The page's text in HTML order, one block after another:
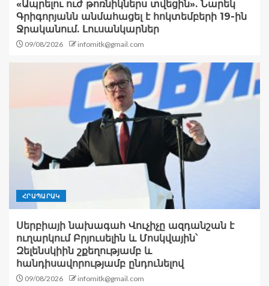
«Ապրելու ուժ թոռնիկներս տվեցին». Նարեկ
Գրիգորյանն անմահացել է հոկտեմբերի 19-ին
Ջրականում. Լուսանկարներ
09/08/2026 infomitk@gmail.com
ՀՐԱՊԱՐԱԿ
Սերբիայի նախագահ Վուչիչը ազդանշան է
ուղարկում Բրյուսելին և Մոսկվային՝
Զելենսկիին շքեղությամբ և
հանդիսավորությամբ ընդունելով
09/08/2026 infomitk@gmail.com